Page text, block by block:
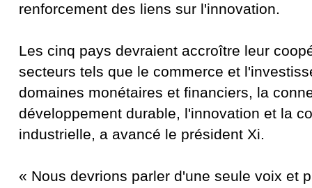
renforcement des liens sur l'innovation.
Les cinq pays devraient accroître leur
secteurs tels que le commerce et
domaines monétaires et financiers, la
développement durable, l'innovation et la
industrielle, a avancé le président Xi.
« Nous devrions parler d'une seule voix et